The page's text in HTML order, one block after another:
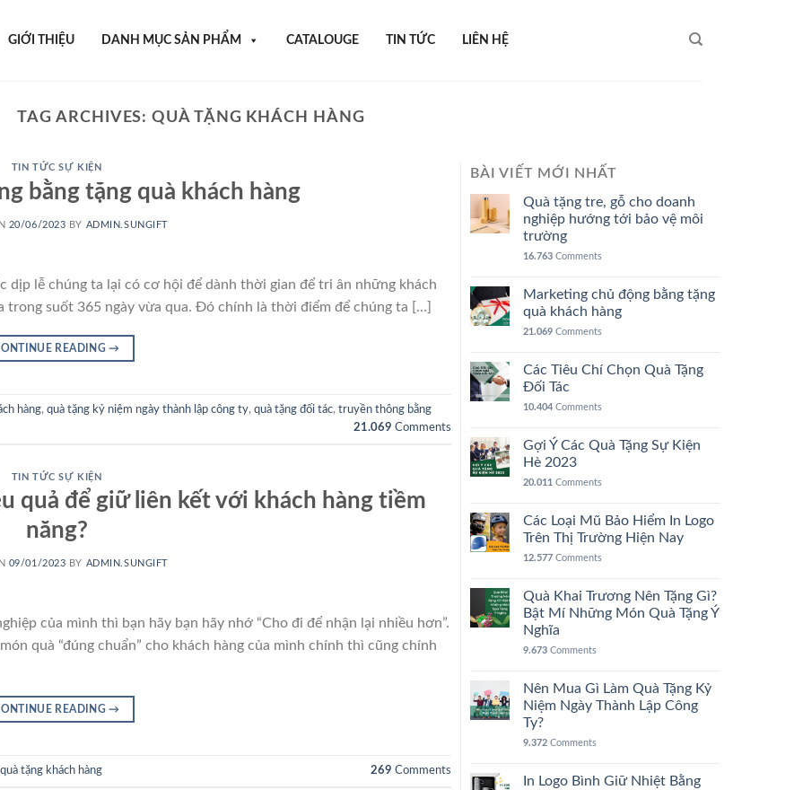
GIỚI THIỆU DANH MỤC SẢN PHẨM CATALOUGE TIN TỨC LIÊN HỆ
TAG ARCHIVES:QUÀ TẶNG KHÁCH HÀNG
TIN TỨC SỰ KIỆN
bằng tặng quà khách hàng
20/06/2023 BY ADMIN.SUNGIFT
dịp lễ chúng ta lại có cơ hội để dành thời gian để tri ân những khách
trong suốt 365 ngày vừa qua. Đó chính là thời điểm để chúng ta […]
READING→
hàng, quà tặng kỷ niệm ngày thành lập công ty, quà tặng đối tác, truyền thông bằng
21.069 Comments
TIN TỨC SỰ KIỆN
quả để giữ liên kết với khách hàng tiềm
năng?
09/01/2023 BY ADMIN.SUNGIFT
của mình thì bạn hãy bạn hãy nhớ “Cho đi để nhận lại nhiều hơn”.
quà “đúng chuẩn” cho khách hàng của mình chính thì cũng chính
READING→
quà tặng khách hàng 269 Comments
BÀI VIẾT MỚI NHẤT
Quà tặng tre, gỗ cho doanh
nghiệp hướng tới bảo vệ môi
trường
16.763 Comments
Marketing chủ động bằng tặng
quà khách hàng
21.069 Comments
Các Tiêu Chí Chọn Quà Tặng
Đối Tác
10.404 Comments
Gợi Ý Các Quà Tặng Sự Kiện
Hè 2023
20.011 Comments
Các Loại Mũ Bảo Hiểm In Logo
Trên Thị Trường Hiện Nay
12.577 Comments
Quà Khai Trương Nên Tặng Gì?
Bật Mí Những Món Quà Tặng Ý
Nghĩa
9.673 Comments
Nên Mua Gì Làm Quà Tặng Kỷ
Niệm Ngày Thành Lập Công
Ty?
9.372 Comments
In Logo Bình Giữ Nhiệt Bằng